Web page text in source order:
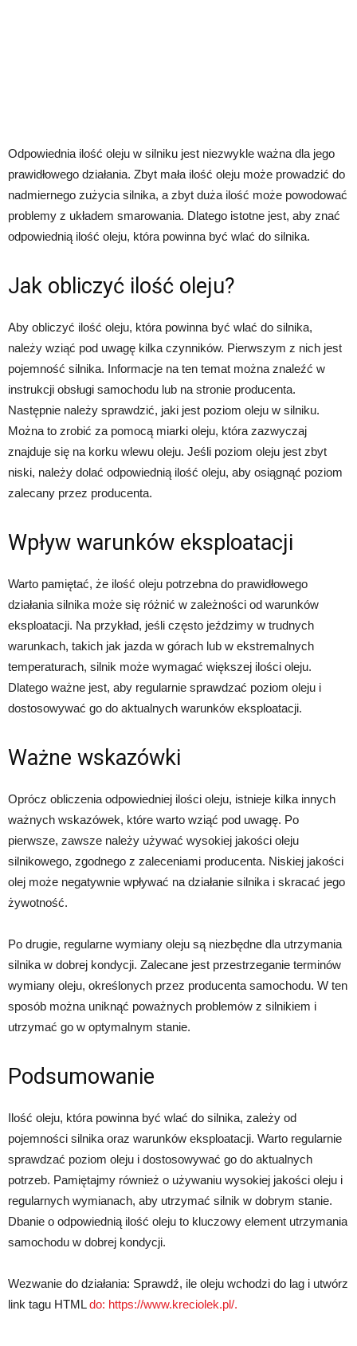
Odpowiednia ilość oleju w silniku jest niezwykle ważna dla jego
prawidłowego działania. Zbyt mała ilość oleju może prowadzić do
nadmiernego zużycia silnika, a zbyt duża ilość może powodować
problemy z układem smarowania. Dlatego istotne jest, aby znać
odpowiednią ilość oleju, która powinna być wlać do silnika.
Jak obliczyć ilość oleju?
Aby obliczyć ilość oleju, która powinna być wlać do silnika,
należy wziąć pod uwagę kilka czynników. Pierwszym z nich jest
pojemność silnika. Informacje na ten temat można znaleźć w
instrukcji obsługi samochodu lub na stronie producenta.
Następnie należy sprawdzić, jaki jest poziom oleju w silniku.
Można to zrobić za pomocą miarki oleju, która zazwyczaj
znajduje się na korku wlewu oleju. Jeśli poziom oleju jest zbyt
niski, należy dolać odpowiednią ilość oleju, aby osiągnąć poziom
zalecany przez producenta.
Wpływ warunków eksploatacji
Warto pamiętać, że ilość oleju potrzebna do prawidłowego
działania silnika może się różnić w zależności od warunków
eksploatacji. Na przykład, jeśli często jeździmy w trudnych
warunkach, takich jak jazda w górach lub w ekstremalnych
temperaturach, silnik może wymagać większej ilości oleju.
Dlatego ważne jest, aby regularnie sprawdzać poziom oleju i
dostosowywać go do aktualnych warunków eksploatacji.
Ważne wskazówki
Oprócz obliczenia odpowiedniej ilości oleju, istnieje kilka innych
ważnych wskazówek, które warto wziąć pod uwagę. Po
pierwsze, zawsze należy używać wysokiej jakości oleju
silnikowego, zgodnego z zaleceniami producenta. Niskiej jakości
olej może negatywnie wpływać na działanie silnika i skracać jego
żywotność.
Po drugie, regularne wymiany oleju są niezbędne dla utrzymania
silnika w dobrej kondycji. Zalecane jest przestrzeganie terminów
wymiany oleju, określonych przez producenta samochodu. W ten
sposób można uniknąć poważnych problemów z silnikiem i
utrzymać go w optymalnym stanie.
Podsumowanie
Ilość oleju, która powinna być wlać do silnika, zależy od
pojemności silnika oraz warunków eksploatacji. Warto regularnie
sprawdzać poziom oleju i dostosowywać go do aktualnych
potrzeb. Pamiętajmy również o używaniu wysokiej jakości oleju i
regularnych wymianach, aby utrzymać silnik w dobrym stanie.
Dbanie o odpowiednią ilość oleju to kluczowy element utrzymania
samochodu w dobrej kondycji.
Wezwanie do działania: Sprawdź, ile oleju wchodzi do lag i utwórz
link tagu HTMLdo: https://www.kreciolek.pl/.